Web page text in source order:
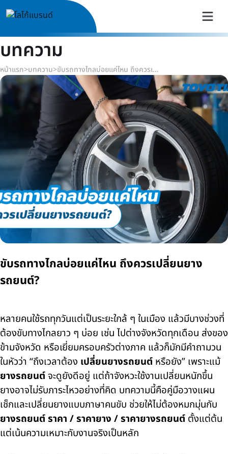
บทความ
หน้าแรก>บทความ> ขับรถทางไกลบ่อยแค่ไหน ถึงควรเปลี่ยนยางรถยนต์?
ขับรถทางไกลบ่อยแค่ไหน ถึงควรเปลี่ยนยาง
รถยนต์?
หลายคนใช้รถทุกวันแต่เป็นระยะใกล้ ๆ ในเมือง แล้วมีบางช่วงที่
ต้องขับทางไกลยาว ๆ บ่อย เช่น ไปต่างจังหวัดทุกเดือน ส่งของ
ข้ามจังหวัด หรือเยี่ยมครอบครัวต่างภาค แล้วก็มักมีคำถามวน
ในหัวว่า “ถึงเวลาต้อง เปลี่ยนยางรถยนต์ หรือยัง” เพราะแม้
ยางรถยนต์จะดูยังดีอยู่ แต่ถ้าจังหวะใช้งานเปลี่ยนหนักขึ้น
ยางอาจไม่รับภาระไหวอย่างที่คิด บทความนี้คือคู่มือวางแผน
เช็กและเปลี่ยนยางแบบภาษาคนขับ ช่วยให้ไม่ต้องหมกมุ่นกับ
ยางรถยนต์ ราคา / ราคายาง / ราคายางรถยนต์ ตั้งแต่ต้น
แต่เน้นความเหมาะกับงานจริงเป็นหลัก